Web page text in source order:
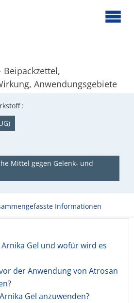
Beipackzettel,
Anwendungsgebiete
:
Mittel gegen Gelenk- und
Informationen
Gel und wofür wird es
der Anwendung von Atrosan
Gel anzuwenden?